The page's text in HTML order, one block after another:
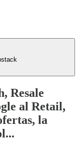
Resale
al Retail,
la